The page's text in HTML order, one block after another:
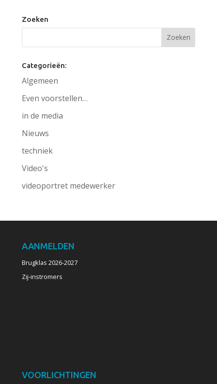
Zoeken
Categorieën:
Algemeen
Even voorstellen…
in de media
Nieuws
techniek
Video's
videoportret medewerker
AANMELDEN
Brugklas 2026-2027
Zij-instromers
VOORLICHTINGEN